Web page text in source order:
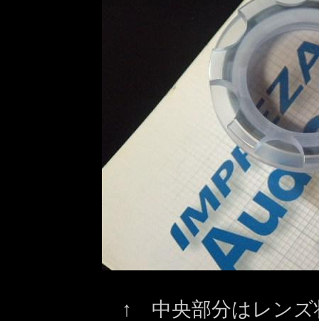
↑ 中央部分はレンズ